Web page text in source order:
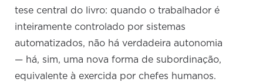
tese central do livro: quando o trabalhador é
inteiramente controlado por sistemas
automatizados, não há verdadeira autonomia
— há, sim, uma nova forma de subordinação,
equivalente à exercida por chefes humanos.